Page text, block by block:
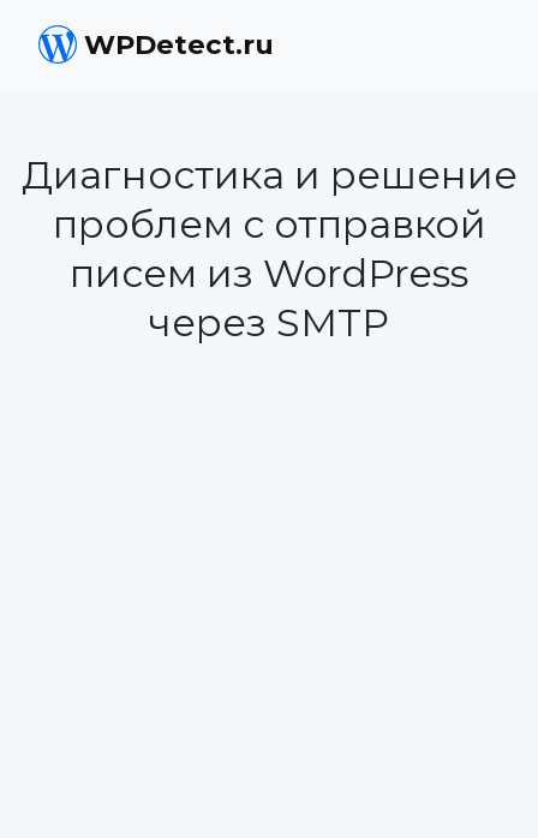
WPDetect.ru
Диагностика и решение
проблем с отправкой
писем из WordPress
через SMTP